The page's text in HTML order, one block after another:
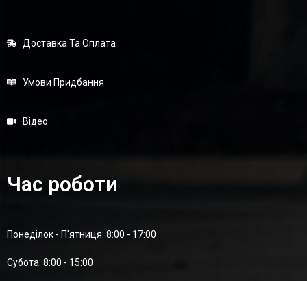
Доставка Та Оплата
Умови Придбання
Відео
Час роботи
Понеділок - П'ятниця: 8:00 - 17:00
Суботa: 8:00 - 15:00